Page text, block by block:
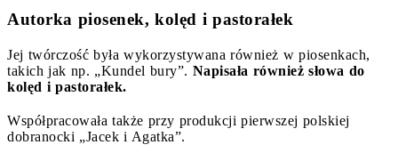
Autorka piosenek, kolęd i pastorałek
Jej twórczość była wykorzystywana również w piosenkach,
takich jak np. „Kundel bury”. Napisała również słowa do
kolęd i pastorałek.
Współpracowała także przy produkcji pierwszej polskiej
dobranocki „Jacek i Agatka”.